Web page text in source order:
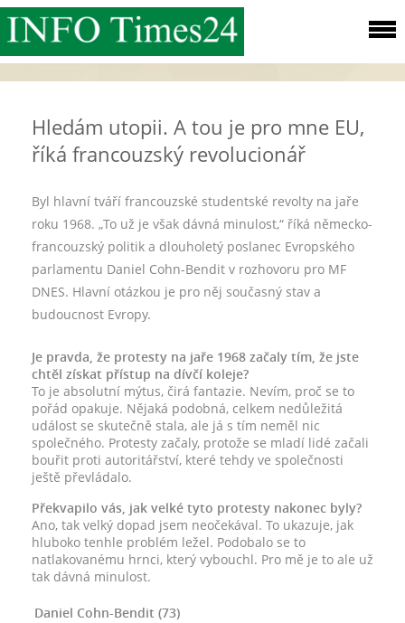
Hledám utopii. A tou je pro mne EU,
říká francouzský revolucionář
Byl hlavní tváří francouzské studentské revolty na jaře
roku 1968. „To už je však dávná minulost,“ říká německo-
francouzský politik a dlouholetý poslanec Evropského
parlamentu Daniel Cohn-Bendit v rozhovoru pro MF
DNES. Hlavní otázkou je pro něj současný stav a
budoucnost Evropy.
Je pravda, že protesty na jaře 1968 začaly tím, že jste
chtěl získat přístup na dívčí koleje?
To je absolutní mýtus, čirá fantazie. Nevím, proč se to
pořád opakuje. Nějaká podobná, celkem nedůležitá
událost se skutečně stala, ale já s tím neměl nic
společného. Protesty začaly, protože se mladí lidé začali
bouřit proti autoritářství, které tehdy ve společnosti
ještě převládalo.
Překvapilo vás, jak velké tyto protesty nakonec byly?
Ano, tak velký dopad jsem neočekával. To ukazuje, jak
hluboko tenhle problém ležel. Podobalo se to
natlakovanému hrnci, který vybouchl. Pro mě je to ale už
tak dávná minulost.
Daniel Cohn-Bendit (73)